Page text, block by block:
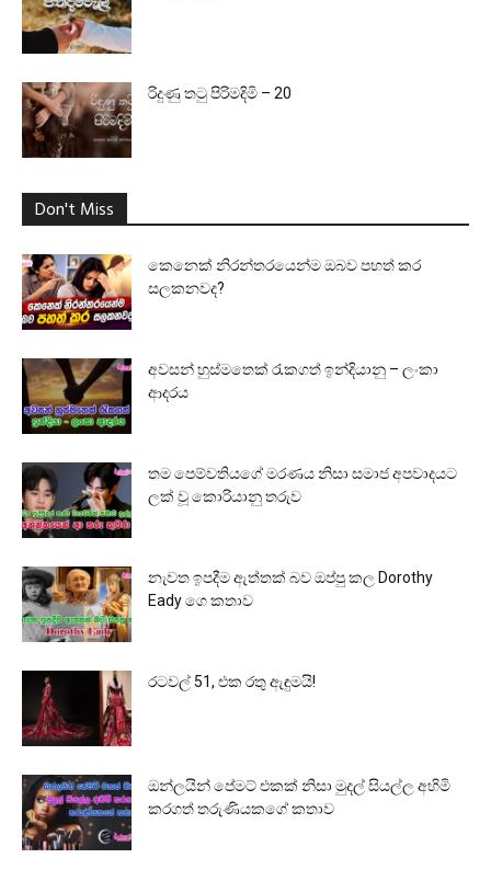
රිදුණු තටු පිරිමදිමි – 20
Don't Miss
කෙනෙක් නිරන්තරයෙන්ම ඔබව පහත් කර
සලකනවද?
අවසන් හුස්මතෙක් රැකගත් ඉන්දියානු – ලංකා
ආදරය
තම පෙම්වතියගේ මරණය නිසා සමාජ අපවාදයට
ලක් වූ කොරියානු තරුව
නැවත ඉපදීම ඇත්තක් බව ඔප්පු කල Dorothy
Eady ගෙ කතාව
රටවල් 51, එක රතු ඇඳුමයි!
ඔන්ලයින් පේමට් එකක් නිසා මුදල් සියල්ල අහිමි
කරගත් තරුණියකගේ කතාව